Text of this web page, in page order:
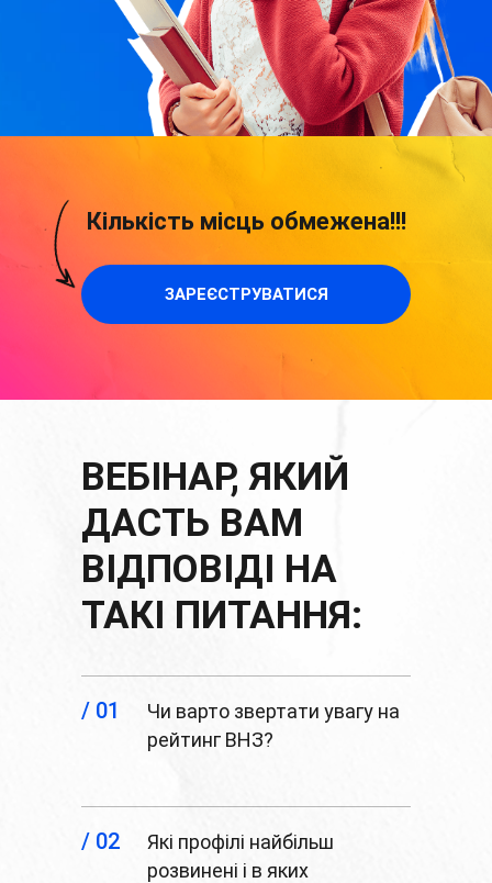
Кількість місць обмежена!!!
ЗАРЕЄСТРУВАТИСЯ
ВЕБІНАР, ЯКИЙ
ДАСТЬ ВАМ
ВІДПОВІДІ НА
ТАКІ ПИТАННЯ:
Чи варто звертати увагу на
рейтинг ВНЗ?
/ 01
Які профілі найбільш
розвинені і в яких
/ 02